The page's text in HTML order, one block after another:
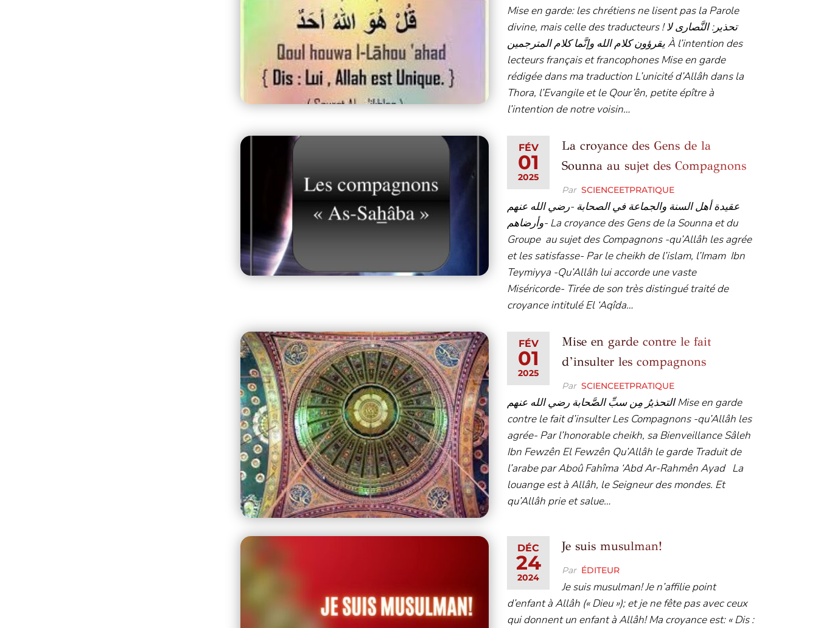
Mise en garde: les chrétiens ne lisent pas la Parole
divine, mais celle des traducteurs ! تحذير: النَّصارى لا
يقرؤون كلام الله وإنَّما كلام المترجمين À l’intention des
lecteurs français et francophones Mise en garde
rédigée dans ma traduction L’unicité d’Allâh dans la
Thora, l’Evangile et le Qour’ên, petite épître à
l’intention de notre voisin…
FÉV
01
2025
La croyance des Gens de la
Sounna au sujet des Compagnons
Par SCIENCEETPRATIQUE
عقيدة أهل السنة والجماعة في الصحابة -رضي الله عنهم
وأرضاهم- La croyance des Gens de la Sounna et du
Groupe au sujet des Compagnons -qu’Allâh les agrée
et les satisfasse- Par le cheikh de l’islam, l’Imam Ibn
Teymiyya -Qu’Allâh lui accorde une vaste
Miséricorde- Tirée de son très distingué traité de
croyance intitulé El ‘Aqîda…
FÉV
01
2025
Mise en garde contre le fait
d’insulter les compagnons
Par SCIENCEETPRATIQUE
التحذيرُ مِن سبِّ الصَّحابة رضي الله عنهم Mise en garde
contre le fait d’insulter Les Compagnons -qu’Allâh les
agrée- Par l’honorable cheikh, sa Bienveillance Sâleh
Ibn Fewzên El Fewzên Qu’Allâh le garde Traduit de
l’arabe par Aboû Fahîma ‘Abd Ar-Rahmên Ayad La
louange est à Allâh, le Seigneur des mondes. Et
qu’Allâh prie et salue…
DÉC
24
2024
Je suis musulman!
Par ÉDITEUR
Je suis musulman! Je n’affilie point
d’enfant à Allâh (« Dieu »); et je ne fête pas avec ceux
qui donnent un enfant à Allâh! Ma croyance est: « Dis :